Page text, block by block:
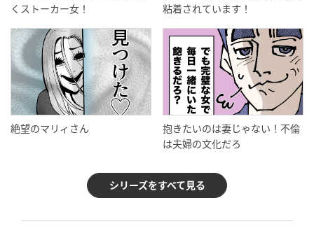
くストーカー女！
粘着されています！
絶望のマリィさん
抱きたいのは妻じゃない！不倫
は夫婦の文化だろ
シリーズをすべて見る